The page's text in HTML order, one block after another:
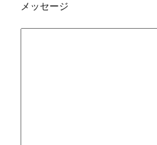
メッセージ